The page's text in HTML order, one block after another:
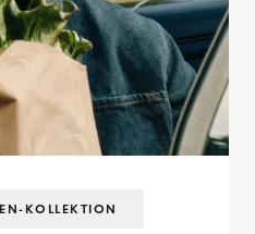
KOLLEKTION